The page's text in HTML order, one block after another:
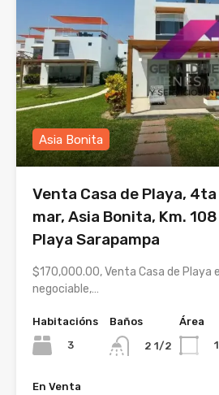
Asia Bonita
Venta Casa de Playa,
mar, Asia Bonita, Km.
Playa Sarapampa
$170,000.00, Venta Casa de Playa
negociable,…
Habitacións
3
Baños
2 1/2
Área
En Venta